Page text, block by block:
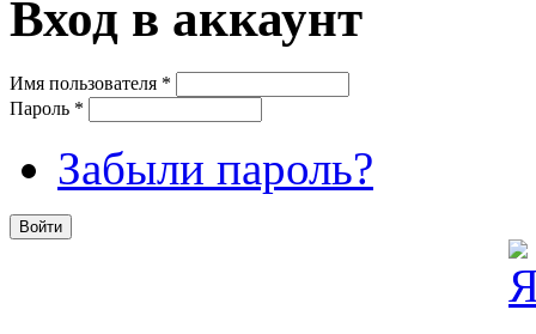
Вход в аккаунт
Имя пользователя *
Пароль *
Забыли пароль?